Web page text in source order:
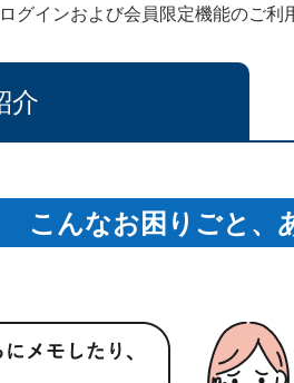
インおよび会員限定機能のご利
介
こんなお困りごと、